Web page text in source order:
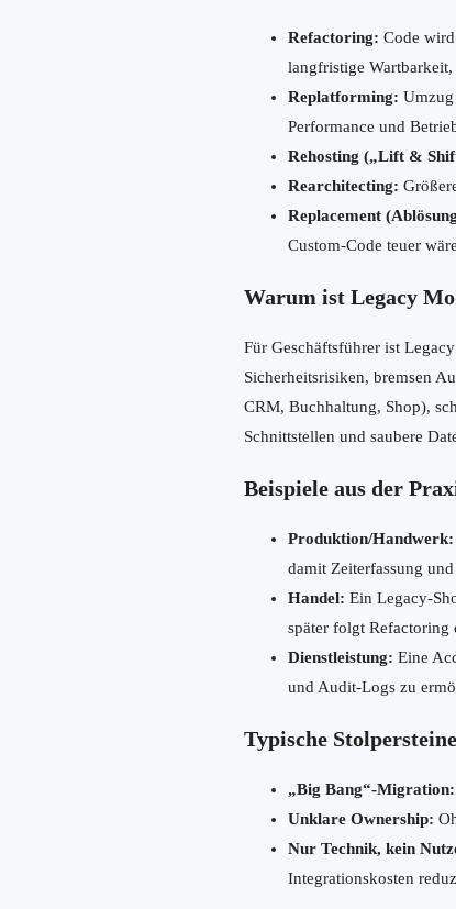
Refactoring: Code
langfristige
Replatforming:
Performance und
Rehosting („Lift &
Rearchitecting:
Replacement
Custom-Code teuer
Warum ist Legacy
Für Geschäftsführer ist
Sicherheitsrisiken, bremsen
CRM, Buchhaltung, Shop),
Schnittstellen und saubere
Beispiele aus der
Produktion/Handwerk:
damit Zeiterfassung
Handel: Ein Legacy-
später folgt Refactoring
Dienstleistung: Eine
und Audit-Logs zu
Typische
„Big Bang“-Migration:
Unklare Ownership:
Nur Technik, kein
Integrationskosten